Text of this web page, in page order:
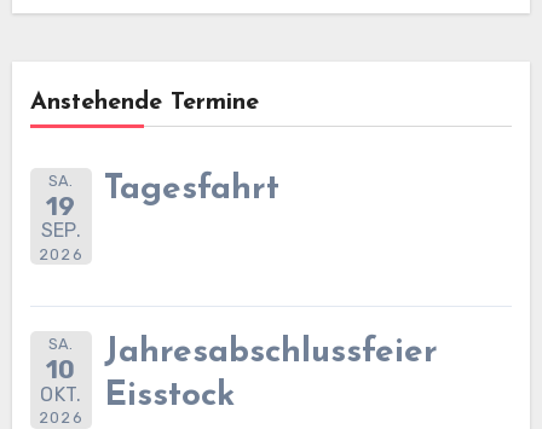
Anstehende Termine
SA.
19
SEP.
2026
Tagesfahrt
SA.
10
OKT.
2026
Jahresabschlussfeier
Eisstock